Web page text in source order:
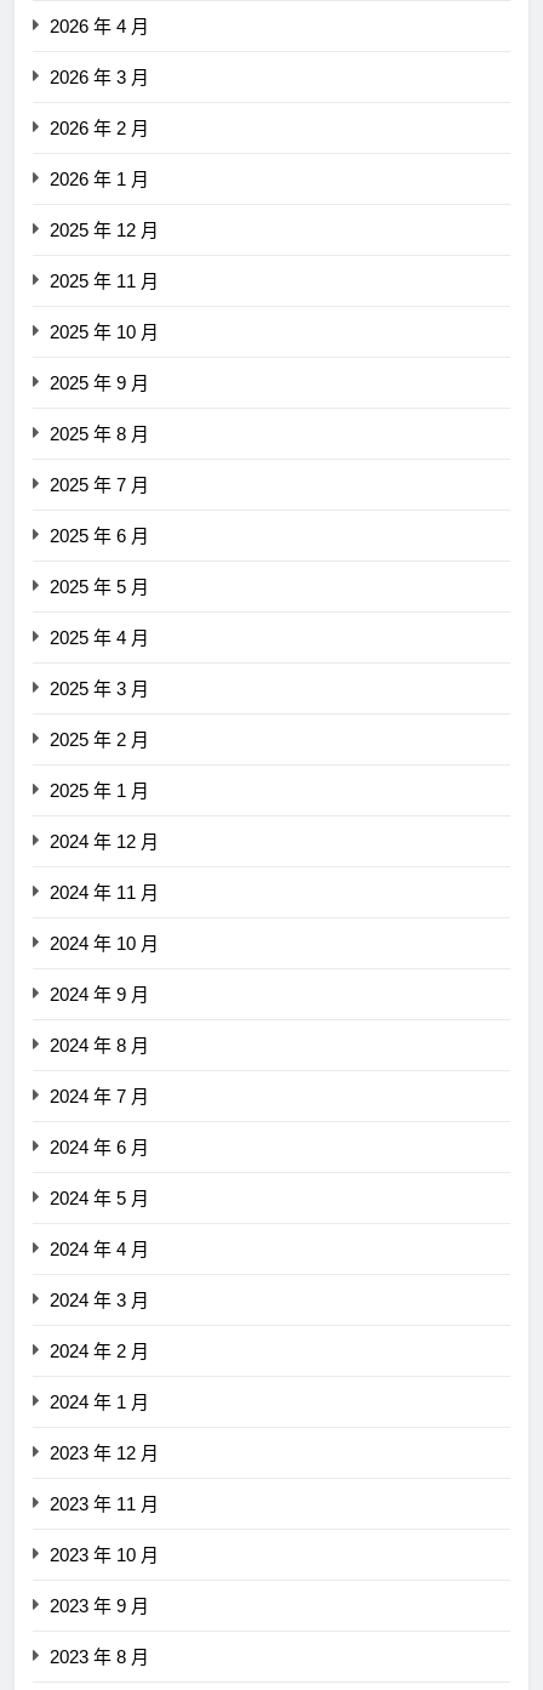
2026 年 4 月
2026 年 3 月
2026 年 2 月
2026 年 1 月
2025 年 12 月
2025 年 11 月
2025 年 10 月
2025 年 9 月
2025 年 8 月
2025 年 7 月
2025 年 6 月
2025 年 5 月
2025 年 4 月
2025 年 3 月
2025 年 2 月
2025 年 1 月
2024 年 12 月
2024 年 11 月
2024 年 10 月
2024 年 9 月
2024 年 8 月
2024 年 7 月
2024 年 6 月
2024 年 5 月
2024 年 4 月
2024 年 3 月
2024 年 2 月
2024 年 1 月
2023 年 12 月
2023 年 11 月
2023 年 10 月
2023 年 9 月
2023 年 8 月